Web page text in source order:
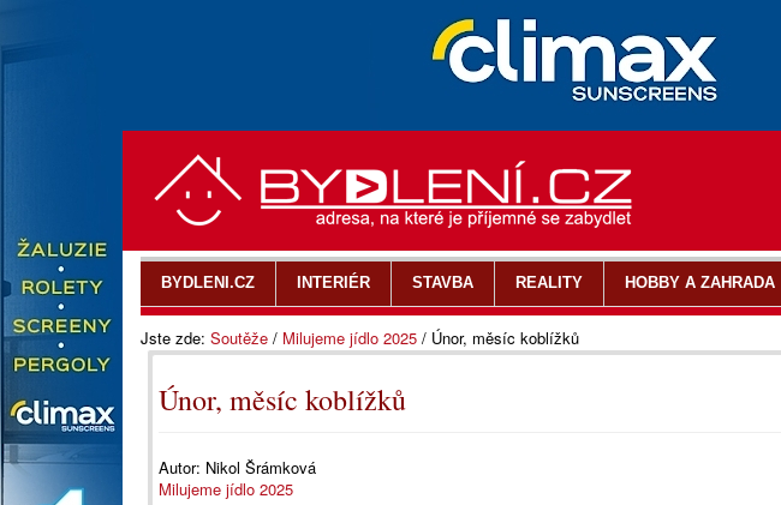
Jste zde: Soutěže / Milujeme jídlo 2025 / Únor, měsíc koblížků
Únor, měsíc koblížků
Autor: Nikol Šrámková
Milujeme jídlo 2025
BYDLENI.CZ INTERIÉR STAVBA REALITY HOBBY A ZAHRADA